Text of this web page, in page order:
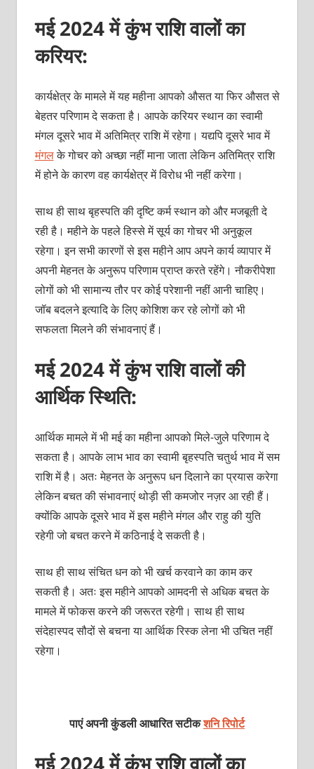
मई 2024 में कुंभ राशि वालों का
करियर:
कार्यक्षेत्र के मामले में यह महीना आपको औसत या फिर औसत से
बेहतर परिणाम दे सकता है। आपके करियर स्थान का स्वामी
मंगल दूसरे भाव में अतिमित्र राशि में रहेगा। यद्यपि दूसरे भाव में
मंगलके गोचर को अच्छा नहीं माना जाता लेकिन अतिमित्र राशि
में होने के कारण वह कार्यक्षेत्र में विरोध भी नहीं करेगा।
साथ ही साथ बृहस्पति की दृष्टि कर्म स्थान को और मजबूती दे
रही है। महीने के पहले हिस्से में सूर्य का गोचर भी अनुकूल
रहेगा। इन सभी कारणों से इस महीने आप अपने कार्य व्यापार में
अपनी मेहनत के अनुरूप परिणाम प्राप्त करते रहेंगे। नौकरीपेशा
लोगों को भी सामान्य तौर पर कोई परेशानी नहीं आनी चाहिए।
जॉब बदलने इत्यादि के लिए कोशिश कर रहे लोगों को भी
सफलता मिलने की संभावनाएं हैं।
मई 2024 में कुंभ राशि वालों की
आर्थिक स्थिति:
आर्थिक मामले में भी मई का महीना आपको मिले-जुले परिणाम दे
सकता है। आपके लाभ भाव का स्वामी बृहस्पति चतुर्थ भाव में सम
राशि में है। अतः मेहनत के अनुरूप धन दिलाने का प्रयास करेगा
लेकिन बचत की संभावनाएं थोड़ी सी कमजोर नज़र आ रही हैं।
क्योंकि आपके दूसरे भाव में इस महीने मंगल और राहु की युति
रहेगी जो बचत करने में कठिनाई दे सकती है।
साथ ही साथ संचित धन को भी खर्च करवाने का काम कर
सकती है। अतः इस महीने आपको आमदनी से अधिक बचत के
मामले में फोकस करने की जरूरत रहेगी। साथ ही साथ
संदेहास्पद सौदों से बचना या आर्थिक रिस्क लेना भी उचित नहीं
रहेगा।
पाएं अपनी कुंडली आधारित सटीकशनि रिपोर्ट
मई 2024 में कुंभ राशि वालों का